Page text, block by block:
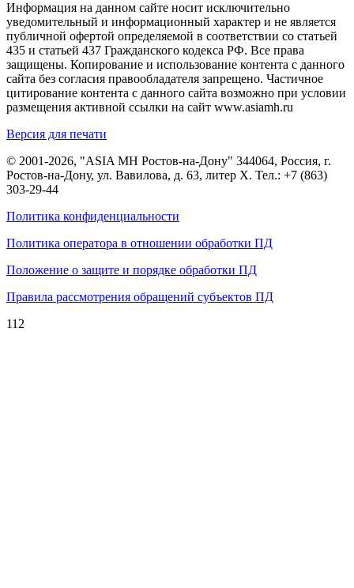
Информация на данном сайте носит исключительно
уведомительный и информационный характер и не является
публичной офертой определяемой в соответствии со статьей
435 и статьей 437 Гражданского кодекса РФ. Все права
защищены. Копирование и использование контента с данного
сайта без согласия правообладателя запрещено. Частичное
цитирование контента с данного сайта возможно при условии
размещения активной ссылки на сайт www.asiamh.ru
Версия для печати
© 2001-2026, "ASIA MH Ростов-на-Дону" 344064, Россия, г.
Ростов-на-Дону, ул. Вавилова, д. 63, литер Х. Тел.: +7 (863)
303-29-44
Политика конфиденциальности
Политика оператора в отношении обработки ПД
Положение о защите и порядке обработки ПД
Правила рассмотрения обращений субъектов ПД
112